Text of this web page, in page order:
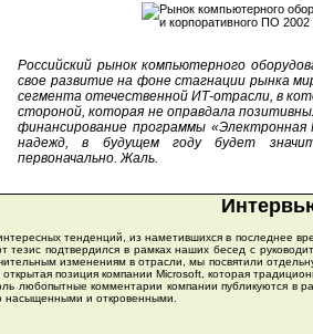
Российский рынок компьютерного
свое развитие на фоне стагнации рынка
сегмента отечественной ИТ-отрасли, в
стороной, которая не оправдала
финансирование программы «Электронная
надежд, в будущем году будет
первоначально. Жаль.
тенденций, из наметившихся в последнее
тезис подтвердился в рамках наших бесед с
изменениям в отрасли, мы посвятили
позиция компании Microsoft, которая
любопытные комментарии компании публикуются в
насыщенными и откровенными.